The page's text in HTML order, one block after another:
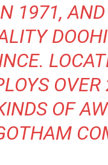
1971,
OF